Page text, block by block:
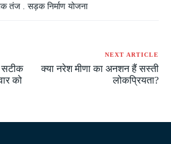
तंज . सड़क निर्माण योजना
सटीक
को
NEXT ARTICLE
क्या नरेश मीणा का अनशन हैं सस्ती
लोकप्रियता?